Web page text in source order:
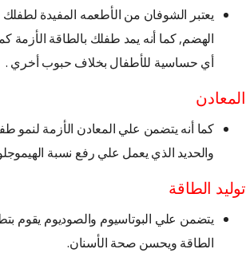
يعتبر الشوفان من الأطعمه المفيدة
الهضم, كما أنه يمد طفلك بالطاقة الأزمة
أي حساسية للأطفال بخلاف حبوب أخري .
المعادن
كما أنه يتضمن علي المعادن الأزمة لنمو
والحديد الذي يعمل علي رفع نسبة
توليد الطاقة
يتضمن علي البوتاسيوم والصوديوم يقوم
الطاقة ويحسن صحة الأسنان.